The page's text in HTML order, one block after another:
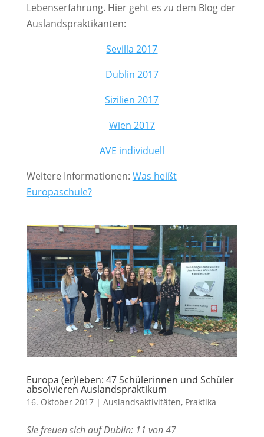
Lebenserfahrung. Hier geht es zu dem Blog der
Auslandspraktikanten:
Sevilla 2017
Dublin 2017
Sizilien 2017
Wien 2017
AVE individuell
Weitere Informationen: Was heißt
Europaschule?
Europa (er)leben: 47 Schülerinnen und Schüler
absolvieren Auslandspraktikum
16. Oktober 2017| Auslandsaktivitäten, Praktika
Sie freuen sich auf Dublin: 11 von 47